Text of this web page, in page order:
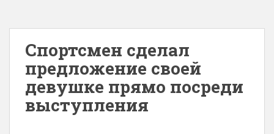
Спортсмен сделал
предложение своей
девушке прямо посреди
выступления